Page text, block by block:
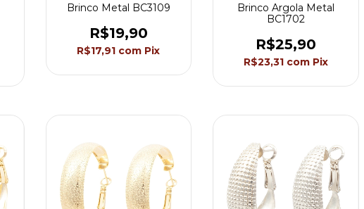
Brinco Metal BC3109
R$19,90
R$17,91 com Pix
Brinco Argola Metal
BC1702
R$25,90
R$23,31 com Pix